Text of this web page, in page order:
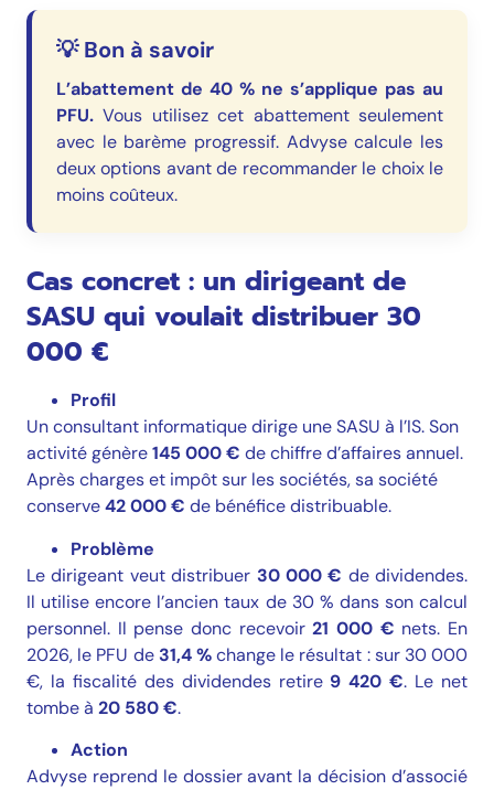
💡 Bon à savoir
L’abattement de 40 % ne s’applique pas au
PFU.Vous utilisez cet abattement seulement
avec le barème progressif. Advyse calcule les
deux options avant de recommander le choix le
moins coûteux.
Cas concret : un dirigeant de
SASU qui voulait distribuer 30
000 €
Profil
Un consultant informatique dirige une SASU à l’IS. Son
activité génère145 000 € de chiffre d’affaires annuel.
Après charges et impôt sur les sociétés, sa société
conserve42 000 € de bénéfice distribuable.
Problème
Le dirigeant veut distribuer 30 000 € de dividendes.
Il utilise encore l’ancien taux de 30 % dans son calcul
personnel. Il pense donc recevoir21 000 € nets. En
2026, le PFU de 31,4 %change le résultat : sur 30 000
€, la fiscalité des dividendes retire 9 420 €. Le net
tombe à 20 580 €.
Action
Advyse reprend le dossier avant la décision d’associé